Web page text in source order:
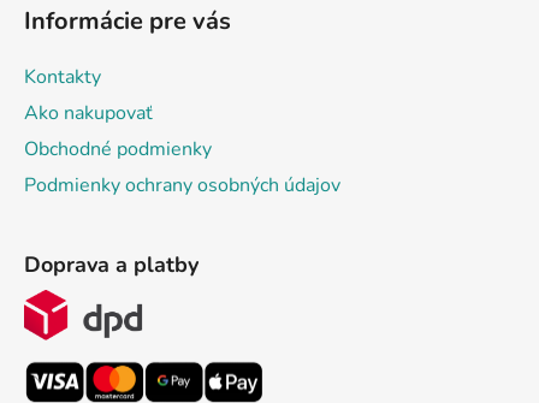
Informácie pre vás
Kontakty
Ako nakupovať
Obchodné podmienky
Podmienky ochrany osobných údajov
Doprava a platby